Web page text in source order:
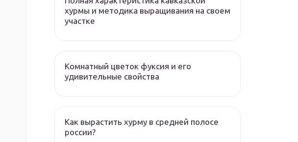
хурмы и методика выращивания на своем
участке
Комнатный цветок фуксия и его
удивительные свойства
Как вырастить хурму в средней полосе
россии?